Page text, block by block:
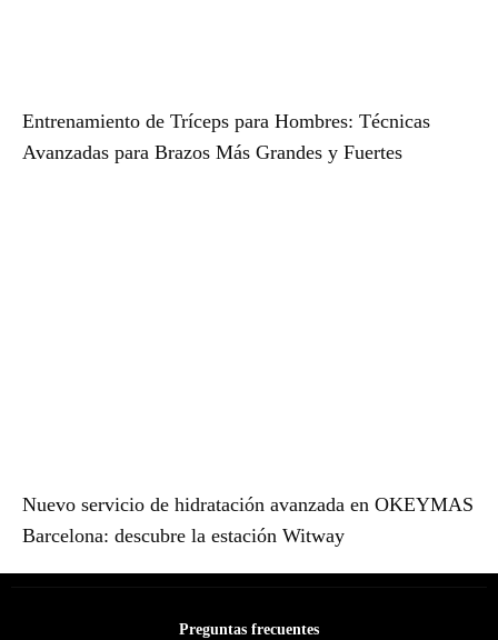
Entrenamiento de Tríceps para Hombres: Técnicas
Avanzadas para Brazos Más Grandes y Fuertes
Nuevo servicio de hidratación avanzada en OKEYMAS
Barcelona: descubre la estación Witway
Preguntas frecuentes